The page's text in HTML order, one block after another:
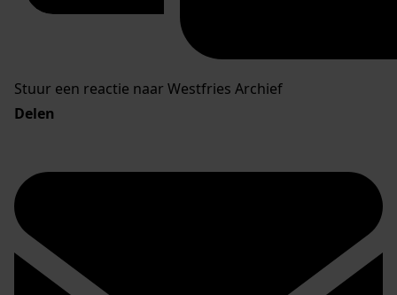
Stuur een reactie naar Westfries Archief
Delen